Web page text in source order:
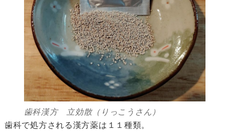
歯科漢方 立効散（りっこうさん）
歯科で処方される漢方薬は１１種類。